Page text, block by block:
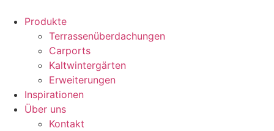
Produkte
Terrassenüberdachungen
Carports
Kaltwintergärten
Erweiterungen
Inspirationen
Über uns
Kontakt